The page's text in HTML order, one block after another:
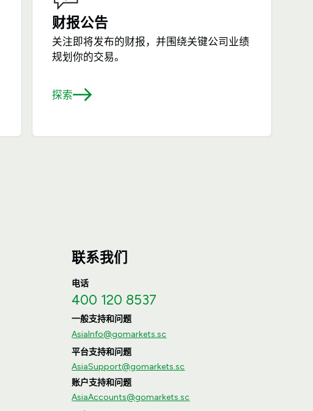
财报公告
关注即将发布的财报，并围绕关键公司业绩
规划你的交易。
探索
联系我们
电话
400 120 8537
一般支持和问题
AsiaInfo@gomarkets.sc
平台支持和问题
AsiaSupport@gomarkets.sc
账户支持和问题
AsiaAccounts@gomarkets.sc